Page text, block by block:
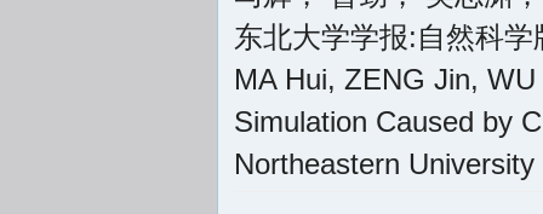
东北大学学报:自然科
MA Hui, ZENG Jin,
Simulation Caused by
Northeastern